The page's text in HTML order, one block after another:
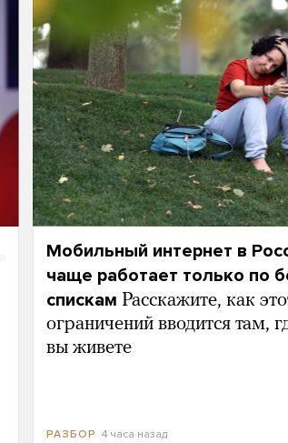
Мобильный интернет в
чаще работает только по
спискам Расскажите, как
ограничений вводится там,
вы живете
РАЗБОР 4 часа назад